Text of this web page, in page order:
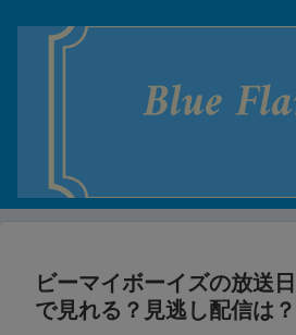
ビーマイボーイズの放送
で見れる？見逃し配信は？